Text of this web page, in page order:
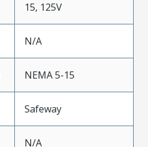
15, 125V
N/A
NEMA 5-15
Safeway
N/A